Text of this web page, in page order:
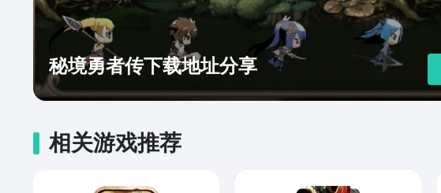
秘境勇者传下载地址分享
相关游戏推荐